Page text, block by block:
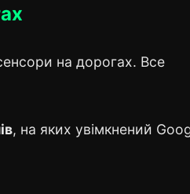
на дорогах. Все
, на яких увімкнений